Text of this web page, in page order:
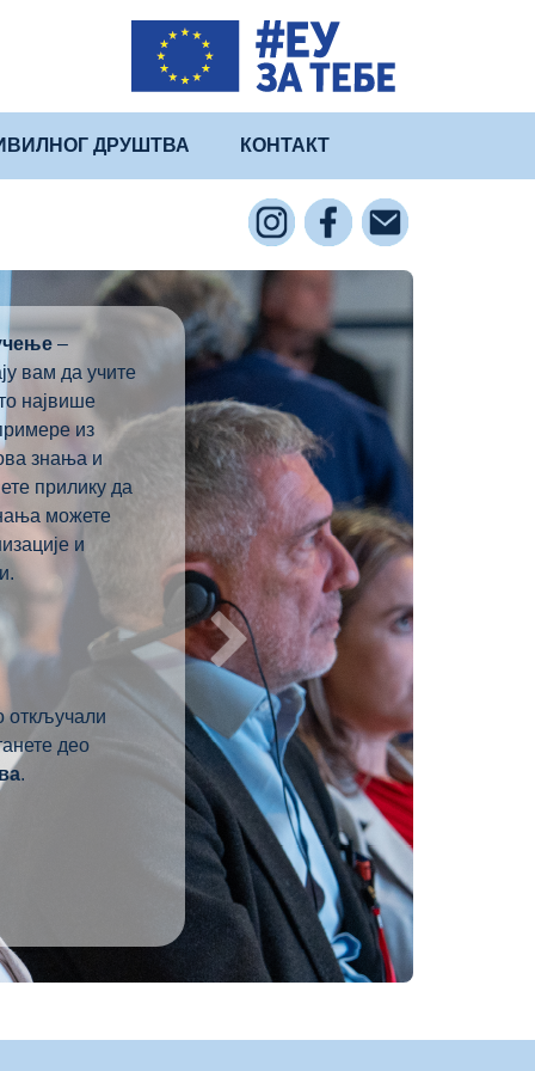
ДРУШТВА КОНТАКТ
–
вам да учите
највише
из
знања и
прилику да
можете
и
откључали
део
.
ТРЕНИНЗИ И
МЕНТОРСТВА